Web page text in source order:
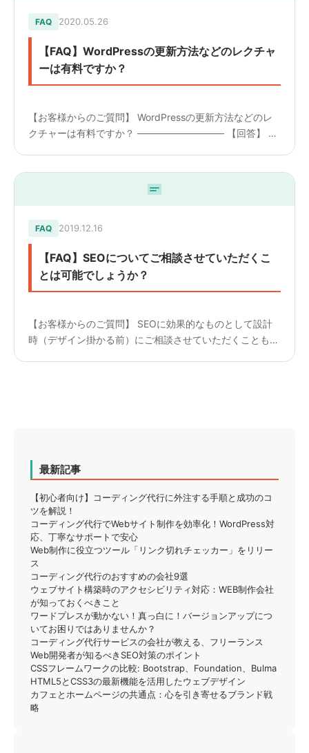
FAQ 2020.05.26
【FAQ】WordPressの更新方法などのレクチャ
ーは有料ですか？
【お客様からのご質問】 WordPressの更新方法などのレ
クチャーは有料ですか？ ————————— 【回答】 納
FAQ 2019.12.16
【FAQ】SEOについてご相談させていただくこ
とは可能でしょうか？
【お客様からのご質問】 SEOに効果的なものとして設計
時（デザイン掛かる前）にご相談させていただくことも可
最新記事
【初心者向け】コーディング代行に外注する手順と成功のコ
ツを解説！
コーディング代行でWebサイト制作を効率化！WordPress対
応、丁寧なサポートで安心
Web制作に役立つツール「リンク切れチェッカー」をリリー
ス
コーディング代行のおすすめの会社9選
ウェブサイト構築時のアクセシビリティ対応：WEB制作会社
が知っておくべきこと
ワードプレスが動かない！真っ白に！バージョンアップにつ
いてお困りではありませんか？
コーディング代行サービスの会社が教える、フリーランス
Web開発者が知るべきSEO対策のポイント
CSSフレームワークの比較: Bootstrap、Foundation、Bulma
HTML5とCSS3の最新機能を活用したウェブデザイン
カフェとホームページの共通点：心を引き寄せるブランド戦
略